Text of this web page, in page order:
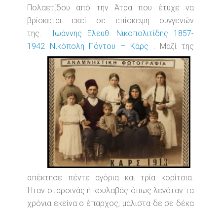
Πολαετίδου από την Άτρα που έτυχε να
βρίσκεται εκεί σε επίσκεψη συγγενών
της.
Ιωάννης Ελευθ. Νικοπολιτίδης 1857-
1942 Νικόπολη Πόντου – Κάρς . Μαζί της
απέκτησε πέντε αγόρια και τρία κορίτσια.
Ήταν σταρσινάς ή κουλαβάς όπως λεγόταν τα
χρόνια εκείνα ο έπαρχος, μάλιστα δε σε δέκα